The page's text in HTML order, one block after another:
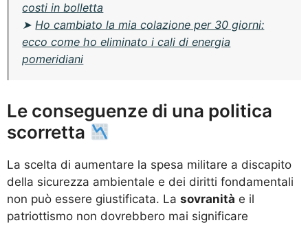
costi in bolletta
➤Ho cambiato la mia colazione per 30 giorni:
ecco come ho eliminato i cali di energia
pomeridiani
Le conseguenze di una politica
scorretta
La scelta di aumentare la spesa militare a discapito
della sicurezza ambientale e dei diritti fondamentali
non può essere giustificata. La sovranità e il
patriottismo non dovrebbero mai significare